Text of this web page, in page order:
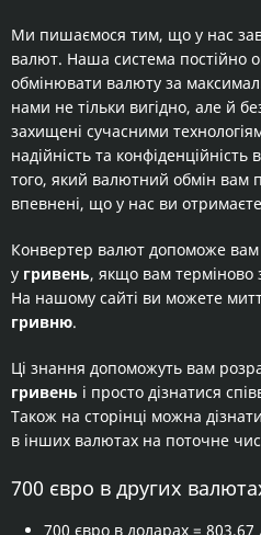
Ми пишаємося тим, що у нас
валют. Наша система постійно
обмінювати валюту за
нами не тільки вигідно, але й
захищені сучасними
надійність та
того, який валютний обмін вам
впевнені, що у нас ви
Конвертер валют допоможе вам
у гривень, якщо вам терміново
На нашому сайті ви можете
гривню.
Ці знання допоможуть вам
гривень і просто дізнатися
Також на сторінці можна
в інших валютах на поточне
700 євро в других
700 євро в доларах = 803,67